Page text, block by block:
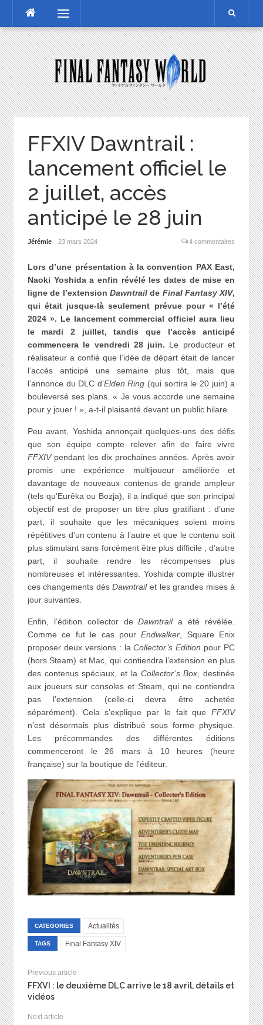
content
Menu
FFXIV Dawntrail :
lancement officiel le
2 juillet, accès
anticipé le 28 juin
Jérémie 23 mars 2024 4 commentaires
Lors d’une présentation à la convention PAX East,
Naoki Yoshida a enfin révélé les dates de mise en
ligne de l’extension Dawntrailde Final Fantasy XIV,
qui était jusque-là seulement prévue pour « l’été
2024 ». Le lancement commercial officiel aura lieu
le mardi 2 juillet, tandis que l’accès anticipé
commencera le vendredi 28 juin. Le producteur et
réalisateur a confié que l’idée de départ était de lancer
l’accès anticipé une semaine plus tôt, mais que
l’annonce du DLC d’Elden Ring (qui sortira le 20 juin) a
bouleversé ses plans. « Je vous accorde une semaine
pour y jouer ! », a-t-il plaisanté devant un public hilare.
Peu avant, Yoshida annonçait quelques-uns des défis
que son équipe compte relever afin de faire vivre
FFXIVpendant les dix prochaines années. Après avoir
promis une expérience multijoueur améliorée et
davantage de nouveaux contenus de grande ampleur
(tels qu’Eurêka ou Bozja), il a indiqué que son principal
objectif est de proposer un titre plus gratifiant : d’une
part, il souhaite que les mécaniques soient moins
répétitives d’un contenu à l’autre et que le contenu soit
plus stimulant sans forcément être plus difficile ; d’autre
part, il souhaite rendre les récompenses plus
nombreuses et intéressantes. Yoshida compte illustrer
ces changements dèsDawntrailet les grandes mises à
jour suivantes.
Enfin, l’édition collector deDawntraila été révélée.
Comme ce fut le cas pourEndwalker , Square Enix
proposer deux versions : laCollector’s Edition pour PC
(hors Steam) et Mac, qui contiendra l’extension en plus
des contenus spéciaux, et la Collector’s Box , destinée
aux joueurs sur consoles et Steam, qui ne contiendra
pas l’extension (celle-ci devra être achetée
séparément). Cela s’explique par le fait queFFXIV
n’est désormais plus distribué sous forme physique.
Les précommandes des différentes éditions
commenceront le 26 mars à 10 heures (heure
française) sur la boutique de l’éditeur.
CATEGORIES Actualités
TAGS Final Fantasy XIV
Previous article
FFXVI : le deuxième DLC arrive le 18 avril, détails et
vidéos
Next article